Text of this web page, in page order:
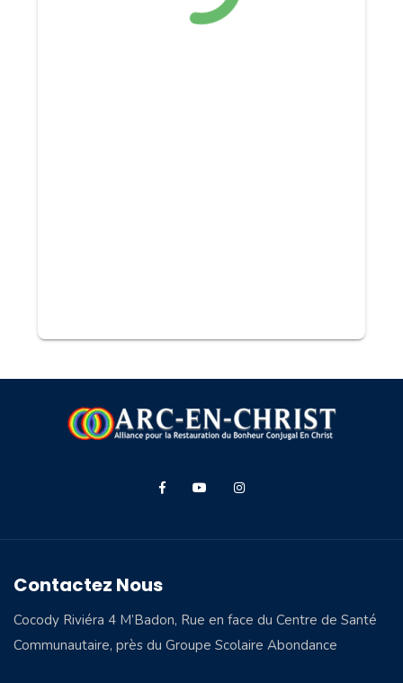
Contactez Nous
Cocody Riviéra 4 M’Badon, Rue en face du Centre de Santé
Communautaire, près du Groupe Scolaire Abondance